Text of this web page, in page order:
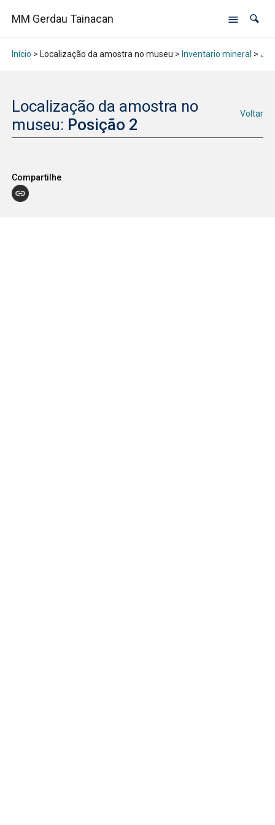
MM Gerdau Tainacan
Início > Localização da amostra no museu > Inventario mineral >
Localização da amostra no
museu: Posição 2
Voltar
Compartilhe